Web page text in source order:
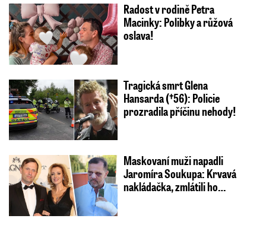
Radost v rodině Petra
Macinky: Polibky a růžová
oslava!
Tragická smrt Glena
Hansarda (†56): Policie
prozradila příčinu nehody!
Maskovaní muži napadli
Jaromíra Soukupa: Krvavá
nakládačka, zmlátili ho…